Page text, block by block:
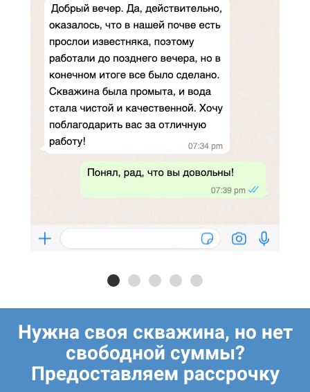
Нужна своя скважина, но нет
свободной суммы?
Предоставляем рассрочку